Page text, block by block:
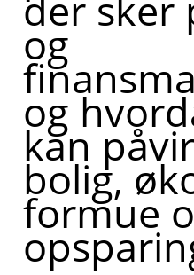
og
og
kan
bolig,
formue